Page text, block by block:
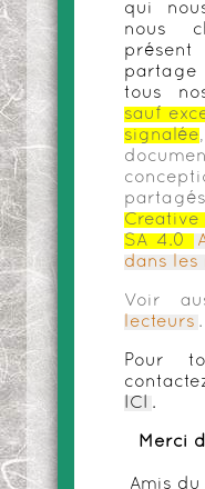
qui
nous
tous
sauf
signalée
SA 4.0
dans les
Voir
lecteurs .
Pour
ICI
.
Merci
Amis